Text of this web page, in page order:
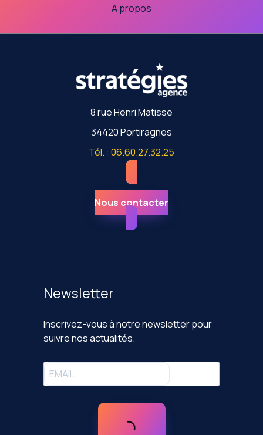
A propos
8 rue Henri Matisse
34420 Portiragnes
Tél. : 06.60.27.32.25
Nous contacter
Newsletter
Inscrivez-vous à notre newsletter pour
suivre nos actualités.